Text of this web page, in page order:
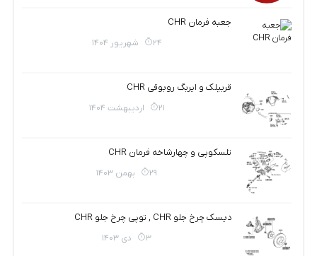
جعبه فرمان CHR
24 شهریور 1404
قربیلک و ایربگ روبوقی CHR
21 اردیبهشت 1404
تلسکوپی و چهارشاخه فرمان CHR
29 بهمن 1403
دیسک چرخ جلو CHR , توپی چرخ جلو CHR
3 دی 1403